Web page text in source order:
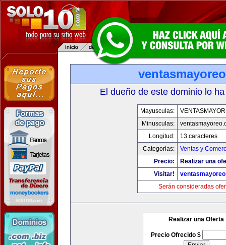
El dueño de este dominio lo
Mayusculas:
Minusculas:
Longitud:
13 caracteres
Categorias:
Ventas y
Precio:
Realizar una
Visitar!
Serán consideradas
Realizar una Oferta
Precio Ofrecido $